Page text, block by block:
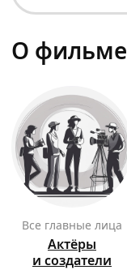
О фильме
Все главные лица
Актёры
и создатели